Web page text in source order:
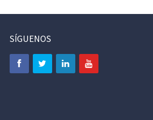
SÍGUENOS